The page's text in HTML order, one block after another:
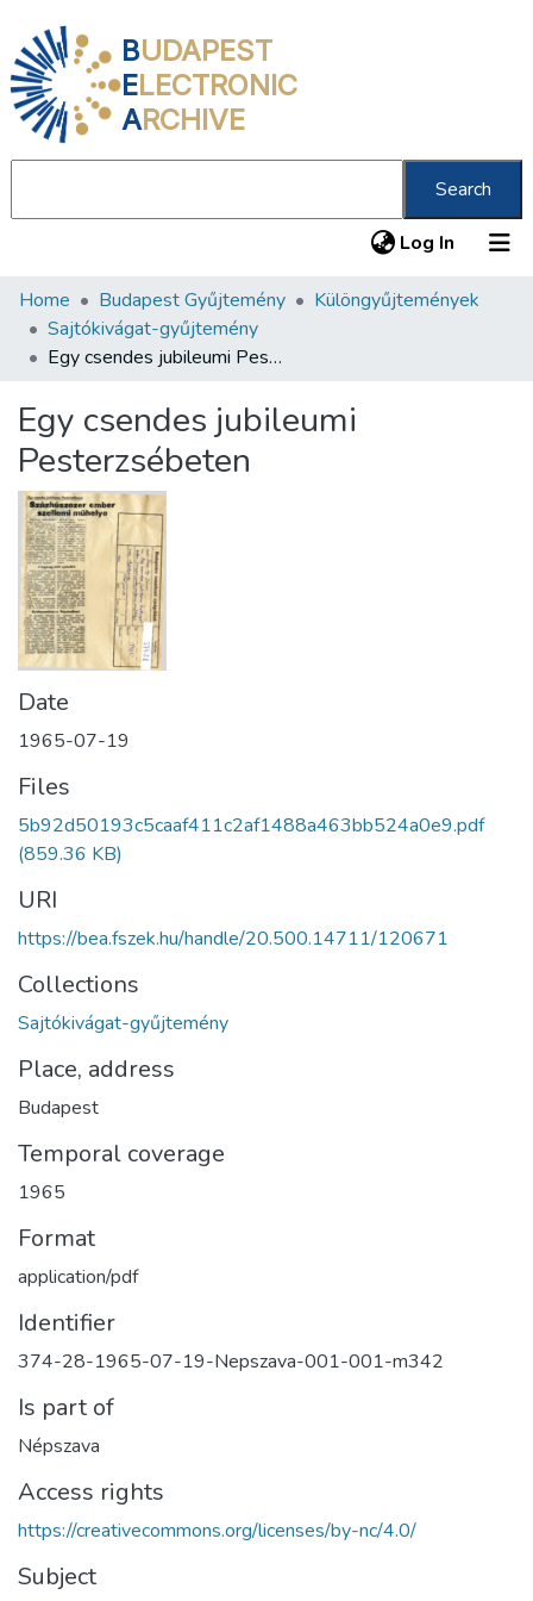
BUDAPEST
ELECTRONIC
ARCHIVE
Search
Log In (current)
Communities & Collections
All of DSpace
About us
Home Budapest Gyűjtemény
Különgyűjtemények
Sajtókivágat-gyűjtemény
Egy csendes jubileumi Pesterzsébeten
Egy csendes jubileumi
Pesterzsébeten
Date
1965-07-19
Files
5b92d50193c5caaf411c2af1488a463bb524a0e9.pdf
(859.36 KB)
URI
https://bea.fszek.hu/handle/20.500.14711/120671
Collections
Sajtókivágat-gyűjtemény
Place, address
Budapest
Temporal coverage
1965
Format
application/pdf
Identifier
374-28-1965-07-19-Nepszava-001-001-m342
Is part of
Népszava
Access rights
https://creativecommons.org/licenses/by-nc/4.0/
Subject